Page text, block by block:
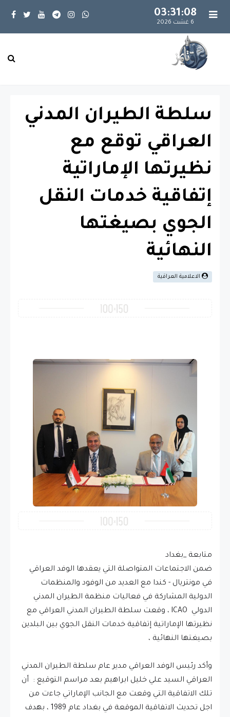
03:31:08
6 غشت 2026
سلطة الطيران المدني
العراقي توقع مع
نظيرتها الإماراتية
إتفاقية خدمات النقل
الجوي بصيغتها
النهائية
الاعلامية العراقية
متابعة _بغداد
ضمن الاجتماعات المتواصلة التي يعقدها الوفد العراقي
في مونتريال - كندا مع العديد من الوفود والمنظمات
الدولية المشاركة في فعاليات منظمة الطيران المدني
الدولي lCAO ، وقعت سلطة الطيران المدني العراقي مع
نظيرتها الإماراتية إتفاقية خدمات النقل الجوي بين البلدين
بصيغتها النهائية ،
وأكد رئيس الوفد العراقي مدير عام سلطة الطيران المدني
العراقي السيد علي خليل ابراهيم بعد مراسم التوقيع : أن
تلك الاتفاقية التي وقعت مع الجانب الإماراتي جاءت من
اجل تحديث الاتفاقية الموقعة في بغداد عام 1989 ، بهدف